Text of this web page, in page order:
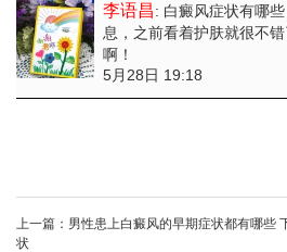
李语昌: 白癜风症状有哪些
息，之前看着护肤就很不
啊！
5月28日 19:18
上一篇： 男性患上白癜风的早期症状都有哪些
状